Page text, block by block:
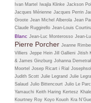
Ivan Martel
Iwajla Klinke Jackson
Jacques Mérienne Jacques Perrin
Groote Jean Michel Alberola Jean
Claude Ruggirello Jean-Louis
Blanc Jean-Luc Monterosso Jean-
Pierre Porcher Jeanne
Villiers Jeppe Hein Jill Gallieni Jitish
& James Ginzburg Johanna
Moortel Josep Ricart i Rial
Judith Scott Julie Legrand Julie
Salaud Julio Bittencourt Julio Le Parc
Yamauchi Keith Haring Kertesz
Kourtney Roy Koyo Kouoh Kra